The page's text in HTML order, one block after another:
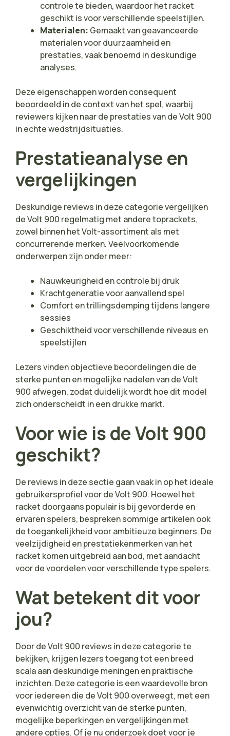
controle te bieden, waardoor het racket
geschikt is voor verschillende speelstijlen.
Materialen: Gemaakt van geavanceerde
materialen voor duurzaamheid en
prestaties, vaak benoemd in deskundige
analyses.
Deze eigenschappen worden consequent
beoordeeld in de context van het spel, waarbij
reviewers kijken naar de prestaties van de Volt 900
in echte wedstrijdsituaties.
Prestatieanalyse en
vergelijkingen
Deskundige reviews in deze categorie vergelijken
de Volt 900 regelmatig met andere toprackets,
zowel binnen het Volt-assortiment als met
concurrerende merken. Veelvoorkomende
onderwerpen zijn onder meer:
Nauwkeurigheid en controle bij druk
Krachtgeneratie voor aanvallend spel
Comfort en trillingsdemping tijdens langere
sessies
Geschiktheid voor verschillende niveaus en
speelstijlen
Lezers vinden objectieve beoordelingen die de
sterke punten en mogelijke nadelen van de Volt
900 afwegen, zodat duidelijk wordt hoe dit model
zich onderscheidt in een drukke markt.
Voor wie is de Volt 900
geschikt?
De reviews in deze sectie gaan vaak in op het ideale
gebruikersprofiel voor de Volt 900. Hoewel het
racket doorgaans populair is bij gevorderde en
ervaren spelers, bespreken sommige artikelen ook
de toegankelijkheid voor ambitieuze beginners. De
veelzijdigheid en prestatiekenmerken van het
racket komen uitgebreid aan bod, met aandacht
voor de voordelen voor verschillende type spelers.
Wat betekent dit voor
jou?
Door de Volt 900 reviews in deze categorie te
bekijken, krijgen lezers toegang tot een breed
scala aan deskundige meningen en praktische
inzichten. Deze categorie is een waardevolle bron
voor iedereen die de Volt 900 overweegt, met een
evenwichtig overzicht van de sterke punten,
mogelijke beperkingen en vergelijkingen met
andere opties. Of je nu onderzoek doet voor je